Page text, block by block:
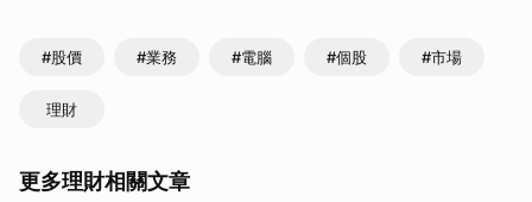
#股價 #業務 #電腦 #個股 #市場
理財
更多理財相關文章